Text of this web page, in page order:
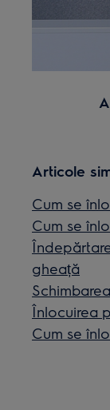
Articole
Cum se
Cum se
gheață
Înlocuirea
Cum se